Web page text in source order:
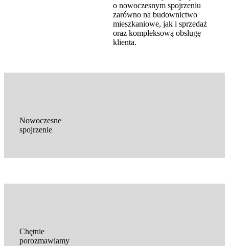
o nowoczesnym spojrzeniu
zarówno na budownictwo
mieszkaniowe, jak i sprzedaż
oraz kompleksową obsługę
klienta.
Nowoczesne
spojrzenie
Chętnie
porozmawiamy